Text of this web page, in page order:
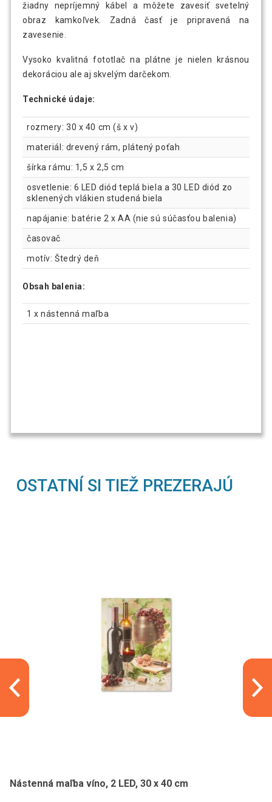
žiadny nepríjemný kábel a môžete zavesiť svetelný
obraz kamkoľvek. Zadná časť je pripravená na
zavesenie.
Vysoko kvalitná fototlač na plátne je nielen krásnou
dekoráciou ale aj skvelým darčekom.
Technické údaje:
rozmery: 30 x 40 cm (š x v)
materiál: drevený rám, plátený poťah
šírka rámu: 1,5 x 2,5 cm
osvetlenie: 6 LED diód teplá biela a 30 LED diód zo
sklenených vlákien studená biela
napájanie: batérie 2 x AA (nie sú súčasťou balenia)
časovač
motív: Štedrý deň
Obsah balenia:
1 x nástenná maľba
OSTATNÍ SI TIEŽ PREZERAJÚ
Nástenná maľba víno, 2 LED, 30 x 40 cm